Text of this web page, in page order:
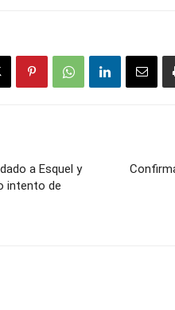
a Esquel y
intento de